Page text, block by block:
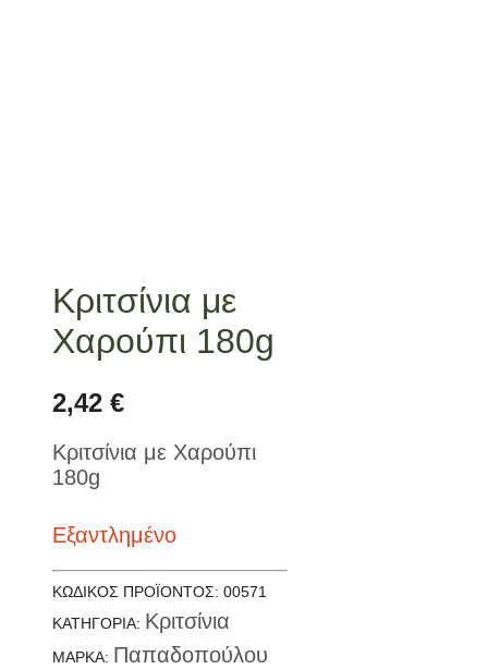
Κριτσίνια με
Χαρούπι 180g
2,42 €
Κριτσίνια με Χαρούπι
180g
Εξαντλημένο
ΚΩΔΙΚΌΣ ΠΡΟΪΌΝΤΟΣ: 00571
ΚΑΤΗΓΟΡΊΑ: Κριτσίνια
ΜΆΡΚΑ: Παπαδοπούλου